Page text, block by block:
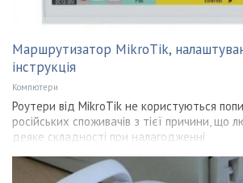
Маршрутизатор MikroTik,
інструкція
Компютери
Роутери від MikroTik не користуються
російських споживачів з тієї причини, що
деяке складності при налагодженні